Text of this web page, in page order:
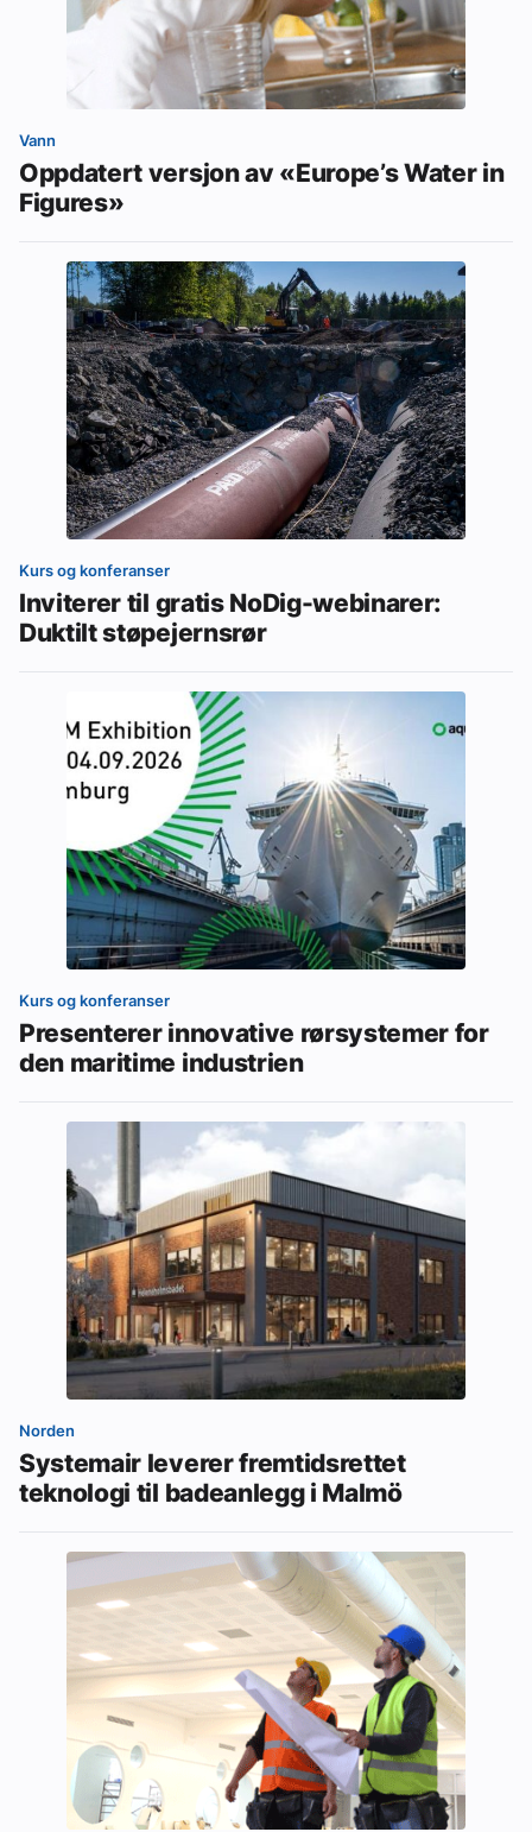
Vann
Oppdatert versjon av «Europe’s Water in
Figures»
Kurs og konferanser
Inviterer til gratis NoDig-webinarer:
Duktilt støpejernsrør
Kurs og konferanser
Presenterer innovative rørsystemer for
den maritime industrien
Norden
Systemair leverer fremtidsrettet
teknologi til badeanlegg i Malmö